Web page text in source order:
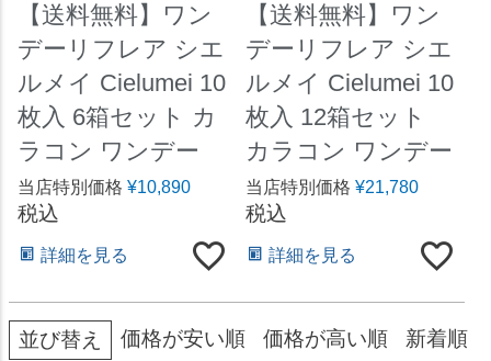
【送料無料】ワン
デーリフレア シエ
ルメイ Cielumei 10
枚入 6箱セット カ
ラコン ワンデー
当店特別価格 ¥10,890
税込
詳細を見る
【送料無料】ワン
デーリフレア シエ
ルメイ Cielumei 10
枚入 12箱セット
カラコン ワンデー
当店特別価格 ¥21,780
税込
詳細を見る
並び替え 価格が安い順 価格が高い順 新着順